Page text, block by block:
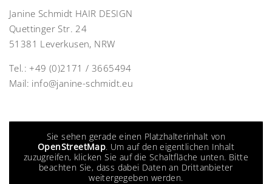
Janine Schmidt HAIR DESIGN
Quettinger Str. 24
51381 Leverkusen, NRW
Tel.:+49 (0)2171 / 3665494
Mail: info@janine-schmidt.eu
Sie sehen gerade einen Platzhalterinhalt von
OpenStreetMap. Um auf den eigentlichen Inhalt
zuzugreifen, klicken Sie auf die Schaltfläche unten. Bitte
beachten Sie, dass dabei Daten an Drittanbieter
weitergegeben werden.